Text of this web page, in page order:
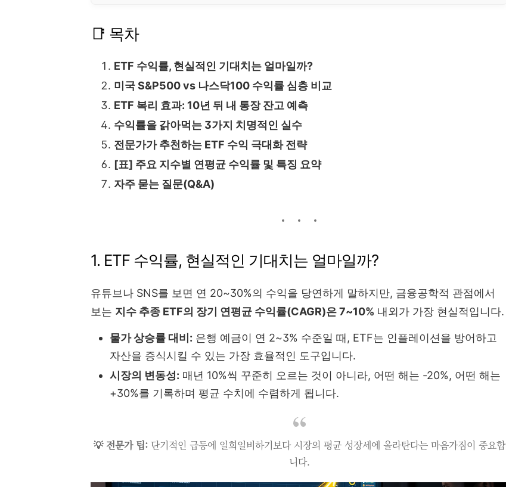
📑 목차
ETF 수익률, 현실적인 기대치는 얼마일까?
미국 S&P500 vs 나스닥100 수익률 심층 비교
ETF 복리 효과: 10년 뒤 내 통장 잔고 예측
수익률을 갉아먹는 3가지 치명적인 실수
전문가가 추천하는 ETF 수익 극대화 전략
[표] 주요 지수별 연평균 수익률 및 특징 요약
자주 묻는 질문(Q&A)
1. ETF 수익률, 현실적인 기대치는 얼마일까?
유튜브나 SNS를 보면 연 20~30%의 수익을 당연하게 말하지만, 금융공학적 관점에서
보는 지수 추종 ETF의 장기 연평균 수익률(CAGR)은 7~10% 내외가 가장 현실적입니다.
물가 상승률 대비: 은행 예금이 연 2~3% 수준일 때, ETF는 인플레이션을 방어하고
자산을 증식시킬 수 있는 가장 효율적인 도구입니다.
시장의 변동성: 매년 10%씩 꾸준히 오르는 것이 아니라, 어떤 해는 -20%, 어떤 해는
+30%를 기록하며 평균 수치에 수렴하게 됩니다.
💡 전문가 팁:단기적인 급등에 일희일비하기보다 시장의 평균 성장세에 올라탄다는 마음가짐이 중요합
니다.